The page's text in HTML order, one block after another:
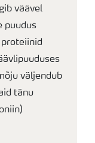
väävel
puudus
väljendub
tänu